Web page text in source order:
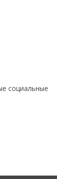
социальные